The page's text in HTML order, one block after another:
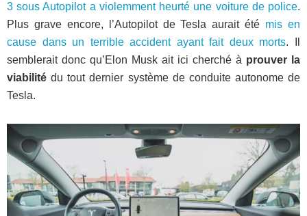
3 sous Autopilot a violemment heurté une voiture de police.
Plus grave encore, l’Autopilot de Tesla aurait été mis en
cause dans un terrible accident ayant fait deux morts. Il
semblerait donc qu’Elon Musk ait ici cherché à prouver la
viabilité du tout dernier système de conduite autonome de
Tesla.